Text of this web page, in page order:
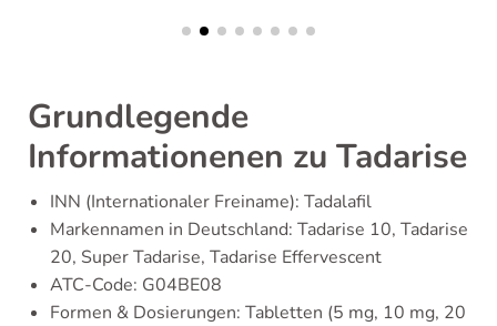
Grundlegende
Informationenen zu Tadarise
INN (Internationaler Freiname): Tadalafil
Markennamen in Deutschland: Tadarise 10, Tadarise
20, Super Tadarise, Tadarise Effervescent
ATC-Code: G04BE08
Formen & Dosierungen: Tabletten (5 mg, 10 mg, 20